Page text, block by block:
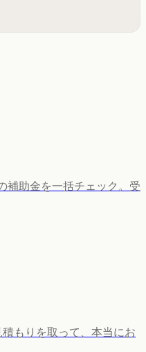
補助金を一括チェック。受
もりを取って、本当にお